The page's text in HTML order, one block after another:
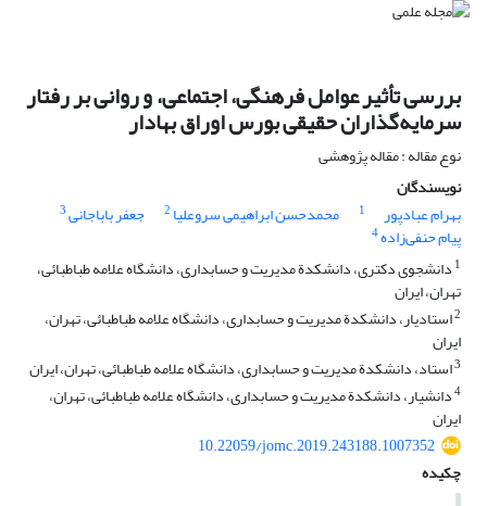
بررسی تأثیر عوامل فرهنگی، اجتماعی، و روانی بر رفتار
سرمایه‌گذاران حقیقی بورس اوراق بهادار
نوع مقاله : مقاله پژوهشی
نویسندگان
بهرام عبادپور
1 محمدحسن ابراهیمی سروعلیا 2 جعفر باباجانی3
پیام حنفی‌زاده4
1 دانشجوی دکتری، دانشکدة مدیریت و حسابداری، دانشگاه علامه طباطبائی،
تهران، ایران
2استادیار، دانشکدة مدیریت و حسابداری، دانشگاه علامه طباطبائی، تهران،
ایران
3استاد، دانشکدة مدیریت و حسابداری، دانشگاه علامه طباطبائی، تهران، ایران
4دانشیار، دانشکدة مدیریت و حسابداری، دانشگاه علامه طباطبائی، تهران،
ایران
10.22059/jomc.2019.243188.1007352
چکیده